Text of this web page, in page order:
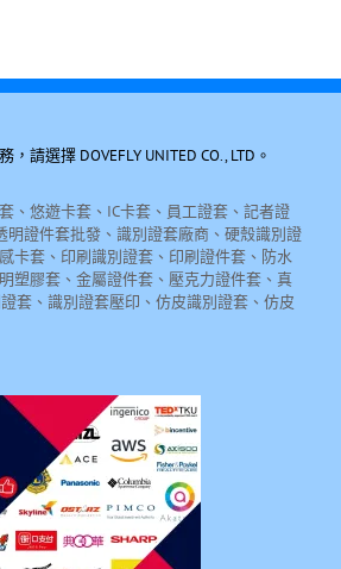
請選擇 DOVEFLY UNITED CO., LTD。
、悠遊卡套、IC卡套、員工證套、記者證
明證件套批發、識別證套廠商、硬殼識別證
卡套、印刷識別證套、印刷證件套、防水
塑膠套、金屬證件套、壓克力證件套、真
套、識別證套壓印、仿皮識別證套、仿皮